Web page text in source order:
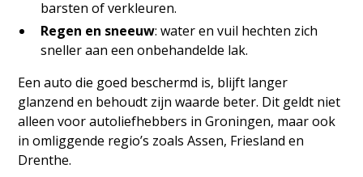
barsten of verkleuren.
Regen en sneeuw: water en vuil hechten zich
sneller aan een onbehandelde lak.
Een auto die goed beschermd is, blijft langer
glanzend en behoudt zijn waarde beter. Dit geldt niet
alleen voor autoliefhebbers in Groningen, maar ook
in omliggende regio’s zoals Assen, Friesland en
Drenthe.